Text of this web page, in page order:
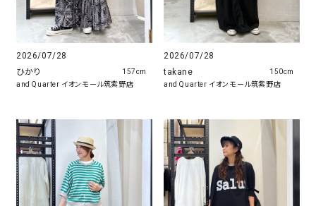
2026/07/28
ひかり
and Quarter イオンモール筑紫野店
157cm
2026/07/28
takane
and Quarter イオンモール筑紫野店
150cm